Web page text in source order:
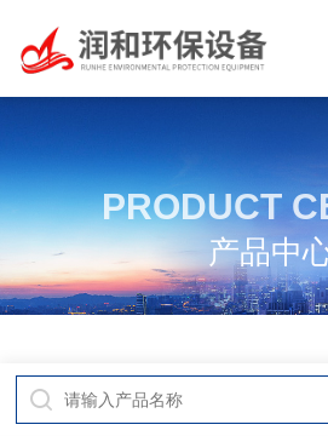
PRODUCT
产品中